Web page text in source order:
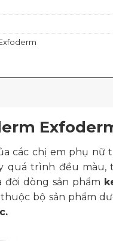
các chị em phụ nữ
quá trình đều màu,
dòng sản phẩm
bộ sản phẩm